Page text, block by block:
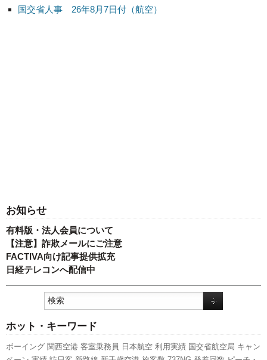
国交省人事 26年8月7日付（航空）
お知らせ
有料版・法人会員について
【注意】詐欺メールにご注意
FACTIVA向け記事提供拡充
日経テレコンへ配信中
ホット・キーワード
ボーイング 関西空港 客室乗務員 日本航空 利用実績 国交省航空局 キャン